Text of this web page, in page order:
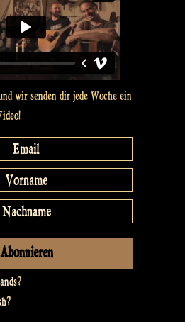
wir senden dir jede Woche ein
?
?